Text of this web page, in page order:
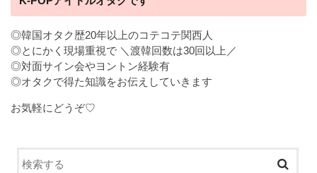
◎韓国オタク歴20年以上のコテコテ関西人
◎とにかく現場重視で ＼渡韓回数は30回以上／
◎対面サイン会やヨントン経験有
◎オタクで得た知識をお伝えしていきます
お気軽にどうぞ♡